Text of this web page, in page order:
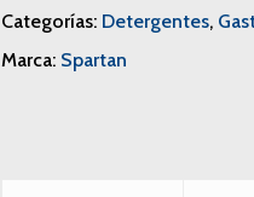
Categorías: Detergentes,
Marca: Spartan